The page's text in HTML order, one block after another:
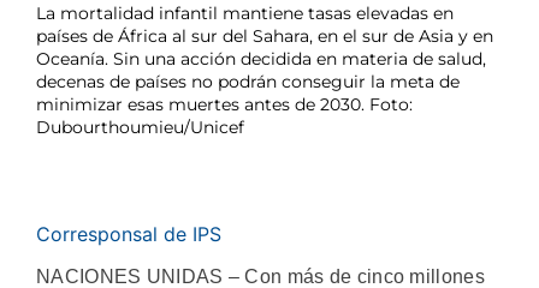
La mortalidad infantil mantiene tasas elevadas en
países de África al sur del Sahara, en el sur de Asia y en
Oceanía. Sin una acción decidida en materia de salud,
decenas de países no podrán conseguir la meta de
minimizar esas muertes antes de 2030. Foto:
Dubourthoumieu/Unicef
Corresponsal de IPS
NACIONES UNIDAS – Con más de cinco millones